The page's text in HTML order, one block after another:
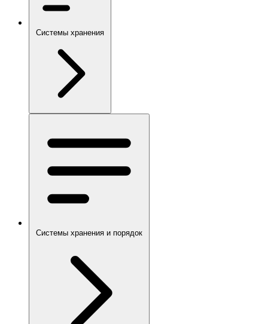
Системы хранения
Системы хранения и порядок